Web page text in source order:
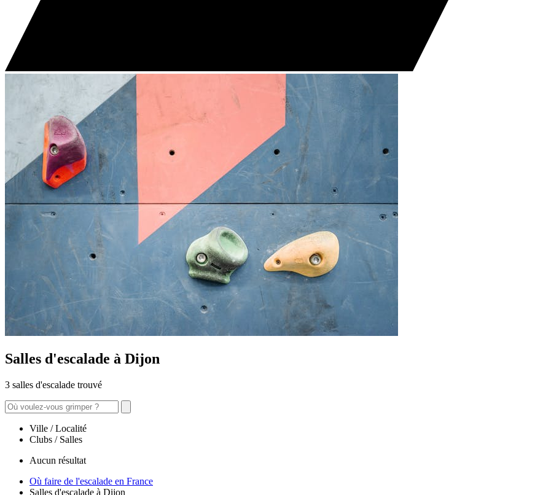
Salles d'escalade à Dijon
3 salles d'escalade trouvé
Ville / Localité
Clubs / Salles
Aucun résultat
Où faire de l'escalade en France
Salles d'escalade à Dijon